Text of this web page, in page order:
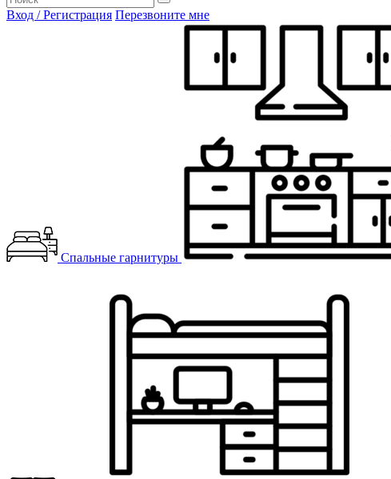
Вход / Регистрация Перезвоните мне
Спальные гарнитуры